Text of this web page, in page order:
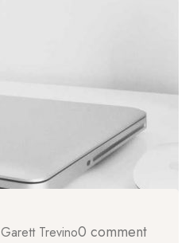
Garett Trevino0 comment